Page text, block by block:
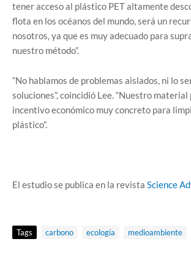
tener acceso al plástico PET altamente
flota en los océanos del mundo, será un
nosotros, ya que es muy adecuado para
nuestro método”.
“No hablamos de problemas aislados, ni lo
soluciones”, coincidió Lee. “Nuestro
incentivo económico muy concreto para
plástico”.
El estudio se publica en la revista Science
Tags carbono ecologia medioambiente